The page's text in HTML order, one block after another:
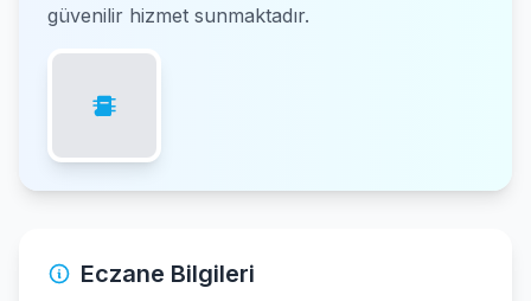
güvenilir hizmet sunmaktadır.
Eczane Bilgileri